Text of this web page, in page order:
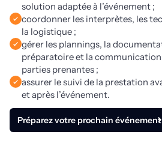
solution adaptée à l’événement ;
coordonner les interprètes, les
la logistique ;
gérer les plannings, la
préparatoire et la
parties prenantes ;
assurer le suivi de la prestation
et après l’événement.
Préparez votre prochain événement